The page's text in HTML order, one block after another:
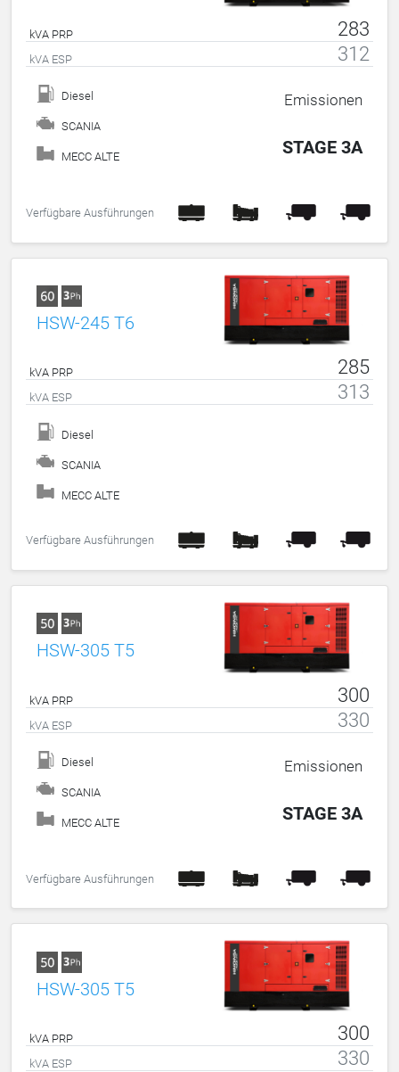
kVA PRP 283
kVA ESP 312
Diesel
SCANIA
MECC ALTE
Emissionen
STAGE 3A
Verfügbare Ausführungen
HSW-245 T6
kVA PRP 285
kVA ESP 313
Diesel
SCANIA
MECC ALTE
Verfügbare Ausführungen
HSW-305 T5
kVA PRP 300
kVA ESP 330
Diesel
SCANIA
MECC ALTE
Emissionen
STAGE 3A
Verfügbare Ausführungen
HSW-305 T5
kVA PRP 300
kVA ESP 330